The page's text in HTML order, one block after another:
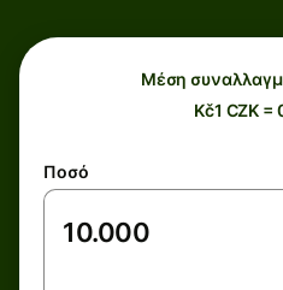
Μέση
Kč1 CZK =
Ποσό